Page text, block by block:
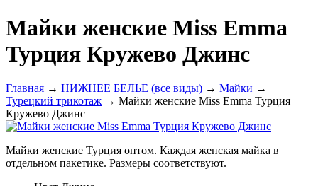
Майки женские Miss Emma
Турция Кружево Джинс
Главная → НИЖНЕЕ БЕЛЬЕ (все виды) → Майки →
Турецкий трикотаж → Майки женские Miss Emma Турция
Кружево Джинс
Майки женские Турция оптом. Каждая женская майка в
отдельном пакетике. Размеры соответствуют.